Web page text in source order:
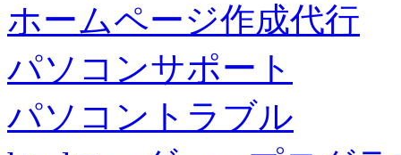
ホームページ作成代行
パソコンサポート
パソコントラブル